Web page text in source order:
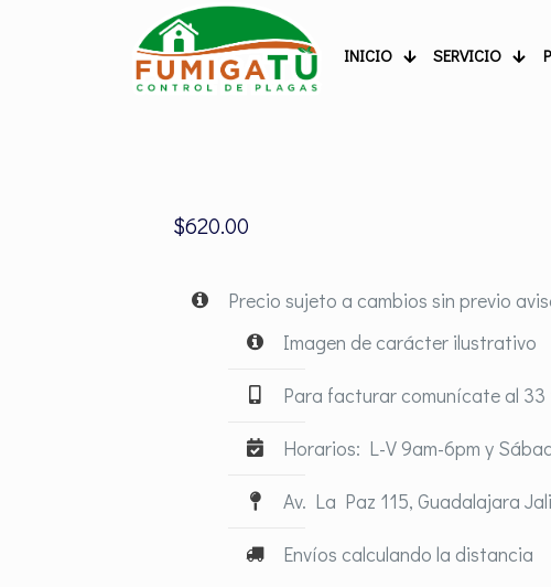
INICIO SERVICIO
$620.00
Precio sujeto a cambios sin previo
Imagen de carácter ilustrativo
Para facturar comunícate al 33
Horarios: L-V 9am-6pm y
Av. La Paz 115, Guadalajara
Envíos calculando la distancia